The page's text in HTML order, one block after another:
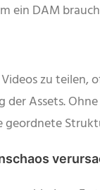
ein DAM
zu
Assets.
geordnete